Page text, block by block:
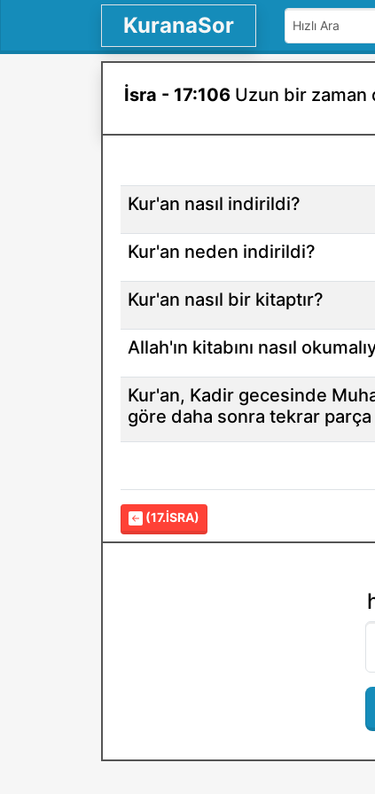
KuranaSor
İsra - 17:106 Uzun bir zaman
Kur'an nasıl indirildi?
Kur'an neden indirildi?
Kur'an nasıl bir kitaptır?
Allah'ın kitabını nasıl
Kur'an, Kadir gecesinde
göre daha sonra tekrar
(17.İSRA)